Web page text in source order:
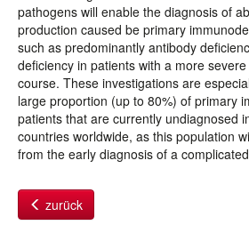
pathogens will enable the diagnosis of
production caused be primary
such as predominantly antibody
deficiency in patients with a more
course. These investigations are
large proportion (up to 80%) of primary
patients that are currently undiagnosed
countries worldwide, as this population
from the early diagnosis of a
zurück